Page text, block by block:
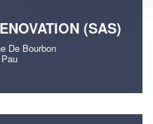
(SAS)
De Bourbon